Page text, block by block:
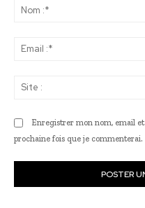
Enregistrer mon nom, email
prochaine fois que je commenterai.